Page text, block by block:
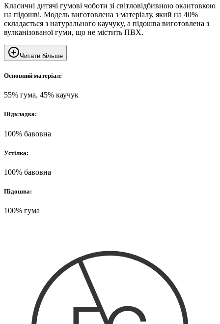
Класичні дитячі гумові чоботи зі світловідбивною окантовкою
на підошві. Модель виготовлена з матеріалу, який на 40%
складається з натурального каучуку, а підошва виготовлена з
вулканізованої гуми, що не містить ПВХ.
Читати більше
Основний матеріал:
55% гума, 45% каучук
Підкладка:
100% бавовна
Устілка:
100% бавовна
Підошва:
100% гума